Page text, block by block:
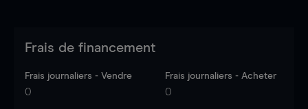
Frais de financement
Frais journaliers - Vendre
0
Frais journaliers - Acheter
0